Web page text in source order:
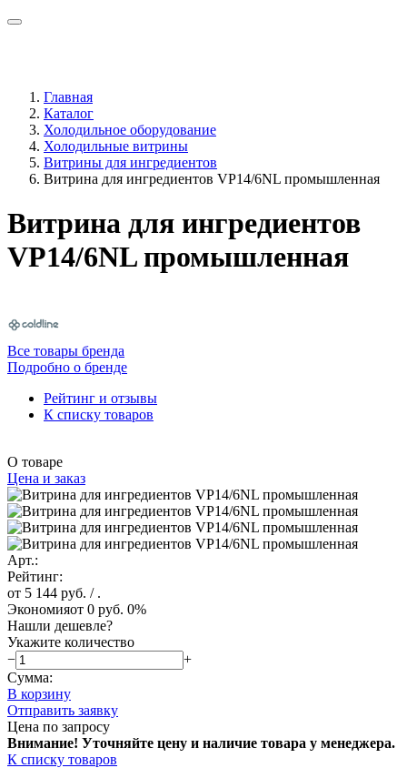
Главная
Каталог
Холодильное оборудование
Холодильные витрины
Витрины для ингредиентов
Витрина для ингредиентов VP14/6NL промышленная
Витрина для ингредиентов
VP14/6NL промышленная
Все товары бренда
Подробно о бренде
Рейтинг и отзывы
К списку товаров
О товаре
Цена и заказ
Арт.:
Рейтинг:
от 5 144 руб. / .
Экономияот 0 руб. 0%
Нашли дешевле?
Укажите количество
−
+
Сумма:
В корзину
Отправить заявку
Цена по запросу
Внимание! Уточняйте цену и наличие товара у менеджера.
К списку товаров